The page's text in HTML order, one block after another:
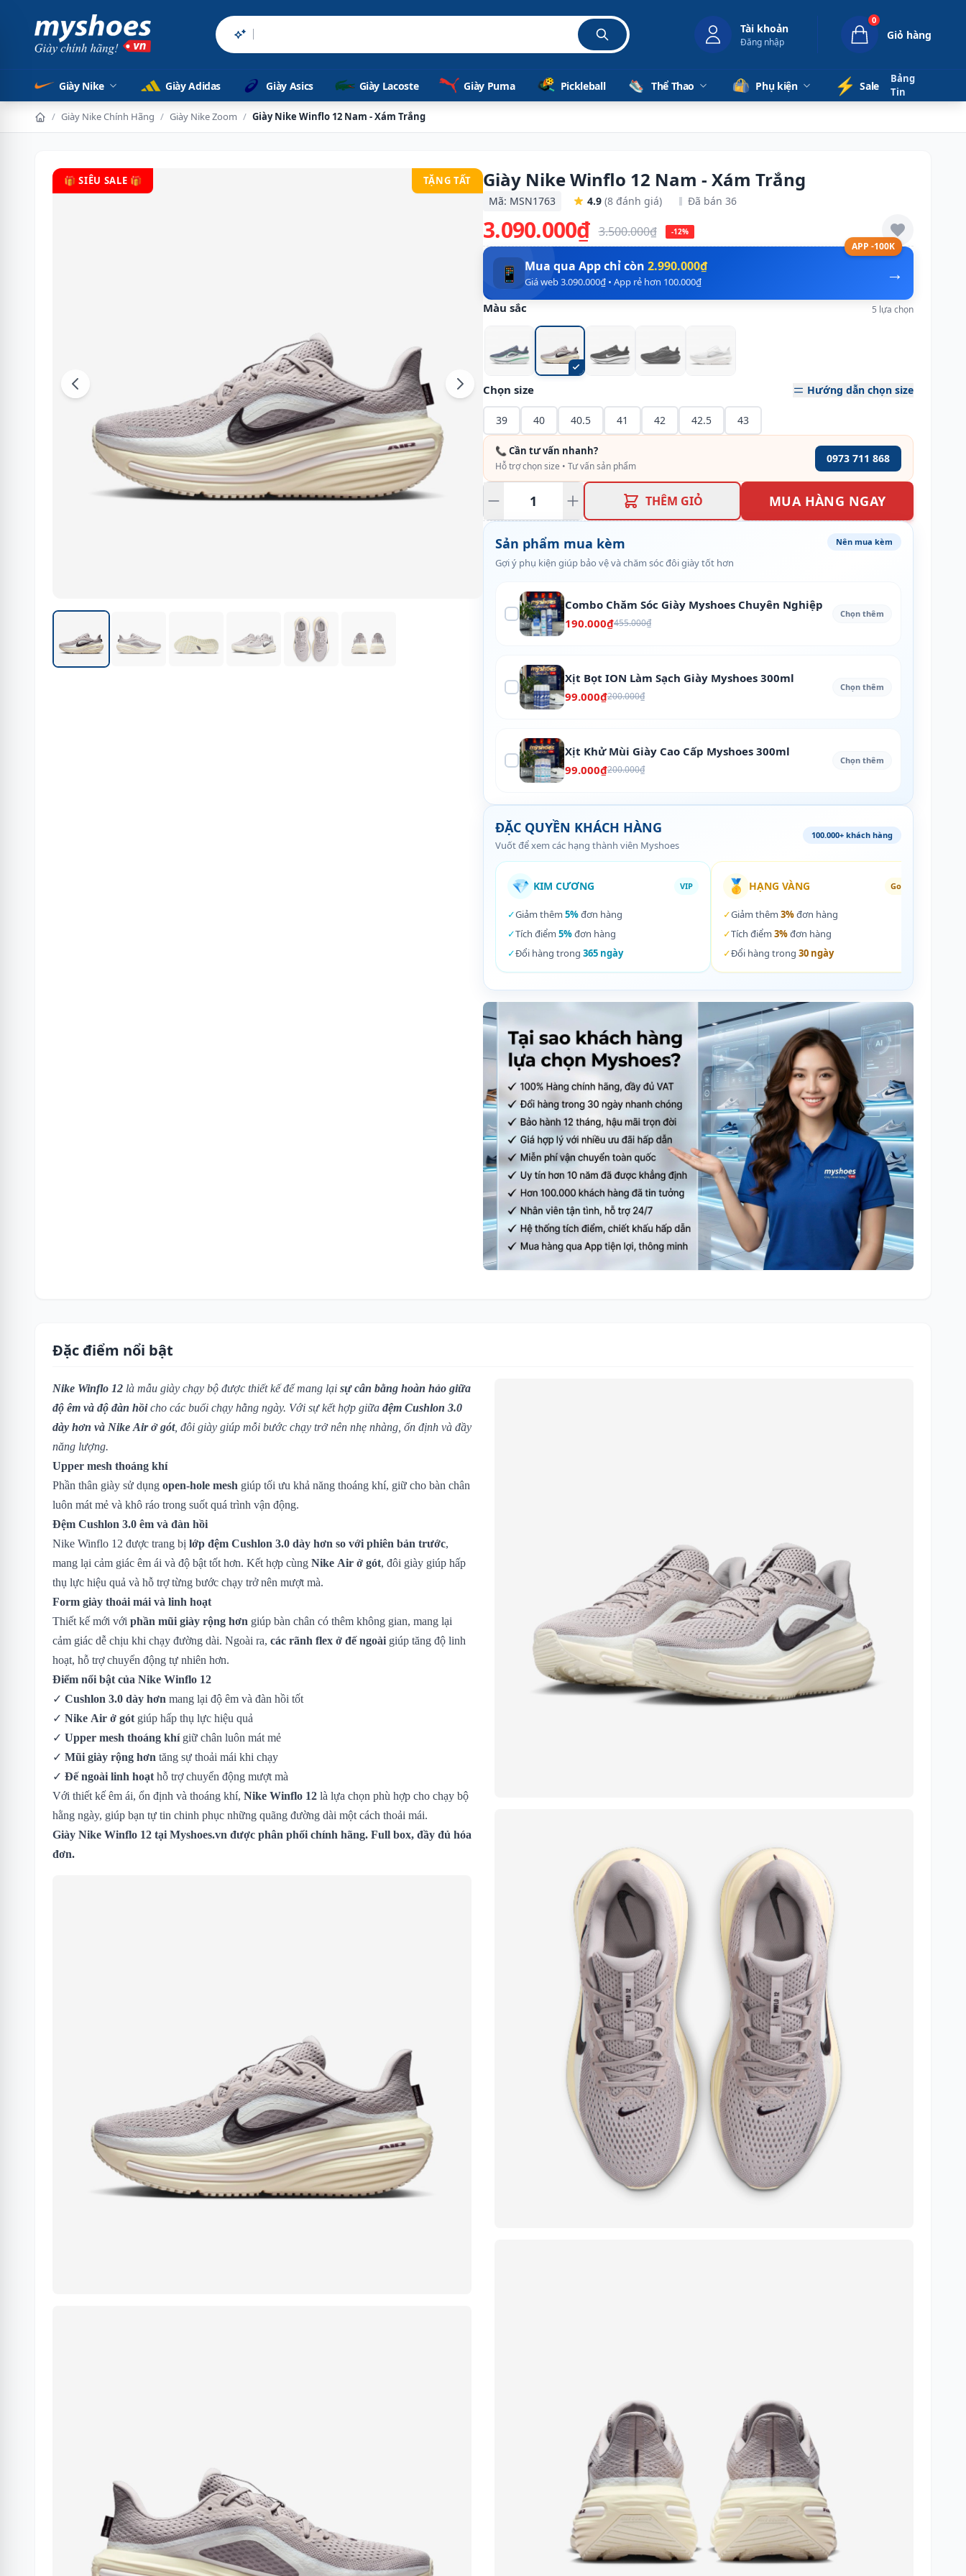
Sản phẩm chính Tài khoản
Đăng nhập
0
Giỏ hàng
Giày Nike Giày Adidas Giày Asics Giày Lacoste Giày Puma Pickleball Thể Thao Phụ kiện ⚡️ Sale
Bảng
Tin
/ Giày Nike Chính Hãng / Giày Nike Zoom / Giày Nike Winflo 12 Nam - Xám Trắng
🎁 SIÊU SALE 🎁 TẶNG TẤT Giày Nike Winflo 12 Nam - Xám Trắng
Mã: MSN1763 4.9 (8 đánh giá) Đã bán 36
3.090.000₫ 3.500.000₫ -12%
APP -100K
→
📱 Mua qua App chỉ còn 2.990.000₫
Giá web 3.090.000₫ • App rẻ hơn 100.000₫
Màu sắc 5 lựa chọn
Chọn size Hướng dẫn chọn size
39 40 40.5 41 42 42.5 43
📞 Cần tư vấn nhanh?
Hỗ trợ chọn size • Tư vấn sản phẩm
0973 711 868
THÊM GIỎ MUA HÀNG NGAY
Sản phẩm mua kèm
Gợi ý phụ kiện giúp bảo vệ và chăm sóc đôi giày tốt hơn
Nên mua kèm
Combo Chăm Sóc Giày Myshoes Chuyên Nghiệp
190.000₫455.000₫
Chọn thêm
Xịt Bọt ION Làm Sạch Giày Myshoes 300ml
99.000₫200.000₫
Chọn thêm
Xịt Khử Mùi Giày Cao Cấp Myshoes 300ml
99.000₫200.000₫
Chọn thêm
ĐẶC QUYỀN KHÁCH HÀNG
Vuốt để xem các hạng thành viên Myshoes
100.000+ khách hàng
💎 KIM CƯƠNG VIP
✓Giảm thêm 5%đơn hàng
✓Tích điểm 5%đơn hàng
✓Đổi hàng trong 365 ngày
🥇 HẠNG VÀNG Gold
✓Giảm thêm 3%đơn hàng
✓Tích điểm 3%đơn hàng
✓Đổi hàng trong 30 ngày
Đặc điểm nổi bật
Nike Winflo 12 là mẫu giày chạy bộ được thiết kế để mang lại sự cân bằng hoàn hảo giữa
độ êm và độ đàn hồicho các buổi chạy hằng ngày. Với sự kết hợp giữa đệm Cushlon 3.0
dày hơn và Nike Air ở gót, đôi giày giúp mỗi bước chạy trở nên nhẹ nhàng, ổn định và đầy
năng lượng.
Upper mesh thoáng khí
Phần thân giày sử dụng open-hole mesh giúp tối ưu khả năng thoáng khí, giữ cho bàn chân
luôn mát mẻ và khô ráo trong suốt quá trình vận động.
Đệm Cushlon 3.0 êm và đàn hồi
Nike Winflo 12 được trang bị lớp đệm Cushlon 3.0 dày hơn so với phiên bản trước,
mang lại cảm giác êm ái và độ bật tốt hơn. Kết hợp cùng Nike Air ở gót, đôi giày giúp hấp
thụ lực hiệu quả và hỗ trợ từng bước chạy trở nên mượt mà.
Form giày thoải mái và linh hoạt
Thiết kế mới với phần mũi giày rộng hơn giúp bàn chân có thêm không gian, mang lại
cảm giác dễ chịu khi chạy đường dài. Ngoài ra, các rãnh flex ở đế ngoài giúp tăng độ linh
hoạt, hỗ trợ chuyển động tự nhiên hơn.
Điểm nổi bật của Nike Winflo 12
✓ Cushlon 3.0 dày hơn mang lại độ êm và đàn hồi tốt
✓ Nike Air ở gót giúp hấp thụ lực hiệu quả
✓ Upper mesh thoáng khígiữ chân luôn mát mẻ
✓ Mũi giày rộng hơn tăng sự thoải mái khi chạy
✓ Đế ngoài linh hoạt hỗ trợ chuyển động mượt mà
Với thiết kế êm ái, ổn định và thoáng khí, Nike Winflo 12 là lựa chọn phù hợp cho chạy bộ
hằng ngày, giúp bạn tự tin chinh phục những quãng đường dài một cách thoải mái.
Giày Nike Winflo 12 tại Myshoes.vn được phân phối chính hãng. Full box, đầy đủ hóa
đơn.